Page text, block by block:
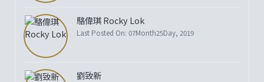
駱偉琪 Rocky Lok
Last Posted On: 07Month25Day, 2019
劉致新